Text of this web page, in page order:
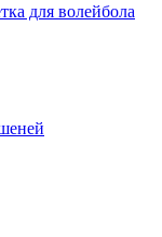
для волейбола